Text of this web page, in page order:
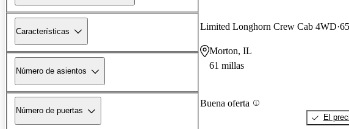
Características
Número de asientos
Número de puertas
Limited Longhorn Crew Cab 4WD
Morton, IL
61 millas
Buena oferta
El